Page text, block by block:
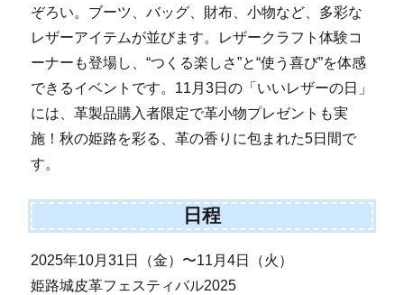
ぞろい。ブーツ、バッグ、財布、小物など、多彩な
レザーアイテムが並びます。レザークラフト体験コ
ーナーも登場し、“つくる楽しさ”と“使う喜び”を体感
できるイベントです。11月3日の「いいレザーの日」
には、革製品購入者限定で革小物プレゼントも実
施！秋の姫路を彩る、革の香りに包まれた5日間で
す。
日程
2025年10月31日（金）〜11月4日（火）
姫路城皮革フェスティバル2025